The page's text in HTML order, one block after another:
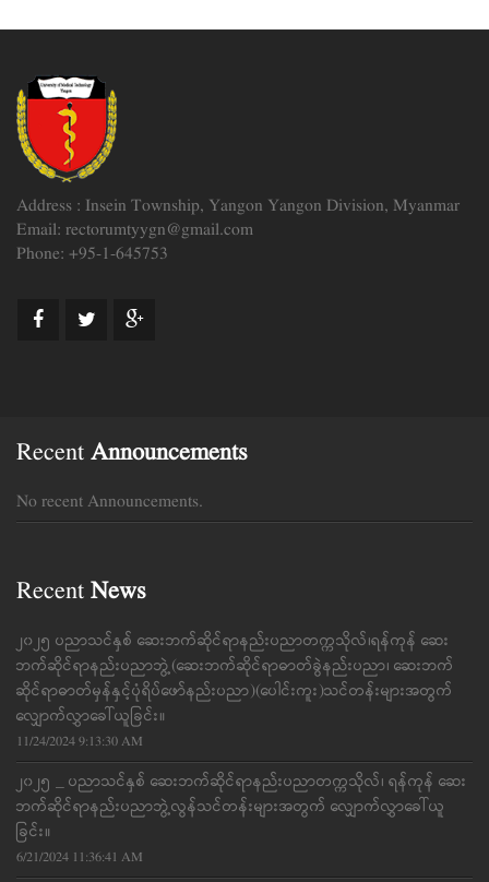
Address : Insein Township, Yangon Yangon Division, Myanmar
Email: rectorumtyygn@gmail.com
Phone: +95-1-645753
Recent Announcements
No recent Announcements.
Recent News
၂၀၂၅ ပညာသင်နှစ် ဆေးဘက်ဆိုင်ရာနည်းပညာတက္ကသိုလ်၊ရန်ကုန် ဆေး
ဘက်ဆိုင်ရာနည်းပညာဘွဲ့(ဆေးဘက်ဆိုင်ရာဓာတ်ခွဲနည်းပညာ၊ ဆေးဘက်
ဆိုင်ရာဓာတ်မှန်နှင့်ပုံရိပ်ဖော်နည်းပညာ)(ပေါင်းကူး)သင်တန်းများအတွက်
လျှောက်လွှာခေါ်ယူခြင်း။
11/24/2024 9:13:30 AM
၂၀၂၅ _ ပညာသင်နှစ် ဆေးဘက်ဆိုင်ရာနည်းပညာတက္ကသိုလ်၊ ရန်ကုန် ဆေး
ဘက်ဆိုင်ရာနည်းပညာဘွဲ့လွန်သင်တန်းများအတွက် လျှောက်လွှာခေါ်ယူ
ခြင်း။
6/21/2024 11:36:41 AM